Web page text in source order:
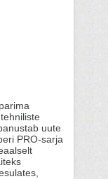
uute
PRO-sarja